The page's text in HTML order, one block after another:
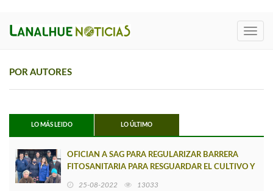
POR AUTORES
LO MÁS LEIDO LO ÚLTIMO
OFICIAN A SAG PARA REGULARIZAR BARRERA
FITOSANITARIA PARA RESGUARDAR EL CULTIVO Y
25-08-2022 13033